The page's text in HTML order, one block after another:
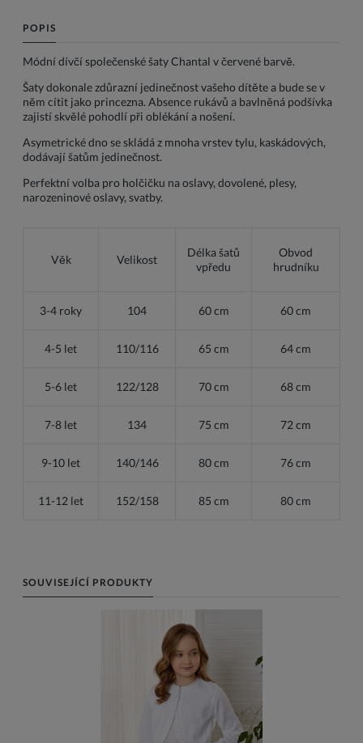
POPIS
Módní dívčí společenské šaty Chantal v červené barvě.
Šaty dokonale zdůrazní jedinečnost vašeho dítěte a bude se v
něm cítit jako princezna. Absence rukávů a bavlněná podšívka
zajistí skvělé pohodlí při oblékání a nošení.
Asymetrické dno se skládá z mnoha vrstev tylu, kaskádových,
dodávají šatům jedinečnost.
Perfektní volba pro holčičku na oslavy, dovolené, plesy,
narozeninové oslavy, svatby.
Věk Velikost
Délka šatů
vpředu
Obvod
hrudníku
3-4 roky 104 60 cm 60 cm
4-5 let 110/116 65 cm 64 cm
5-6 let 122/128 70 cm 68 cm
7-8 let 134 75 cm 72 cm
9-10 let 140/146 80 cm 76 cm
11-12 let 152/158 85 cm 80 cm
SOUVISEJÍCÍ PRODUKTY